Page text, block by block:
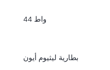
44 واط
بطارية ليثيوم أيون